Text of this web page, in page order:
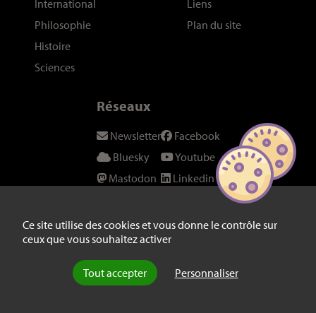
Ce site utilise des cookies et vous donne le contrôle sur
ceux que vous souhaitez activer
Tout accepter Personnaliser
International
Philosophie
Histoire
Sciences
Liens
Plan du site
Réseaux
Newsletter
Bluesky
Mastodon
Instagram
Twitter/X
Facebook
Youtube
Linkedin
Fil RSS